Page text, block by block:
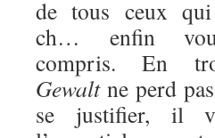
de tous ceux
ch… enfin
compris. En
Gewaltne perd
se justifier, il